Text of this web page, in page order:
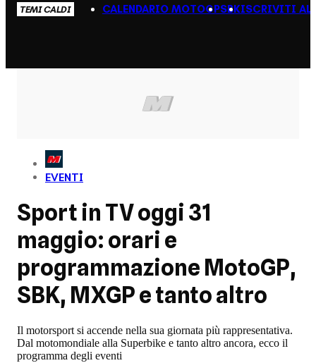
TEMI CALDI CALENDARIO MOTOGPSBKISCRIVITI AL
EVENTI
Sport in TV oggi 31
maggio: orari e
programmazione MotoGP,
SBK, MXGP e tanto altro
Il motorsport si accende nella sua giornata più rappresentativa.
Dal motomondiale alla Superbike e tanto altro ancora, ecco il
programma degli eventi